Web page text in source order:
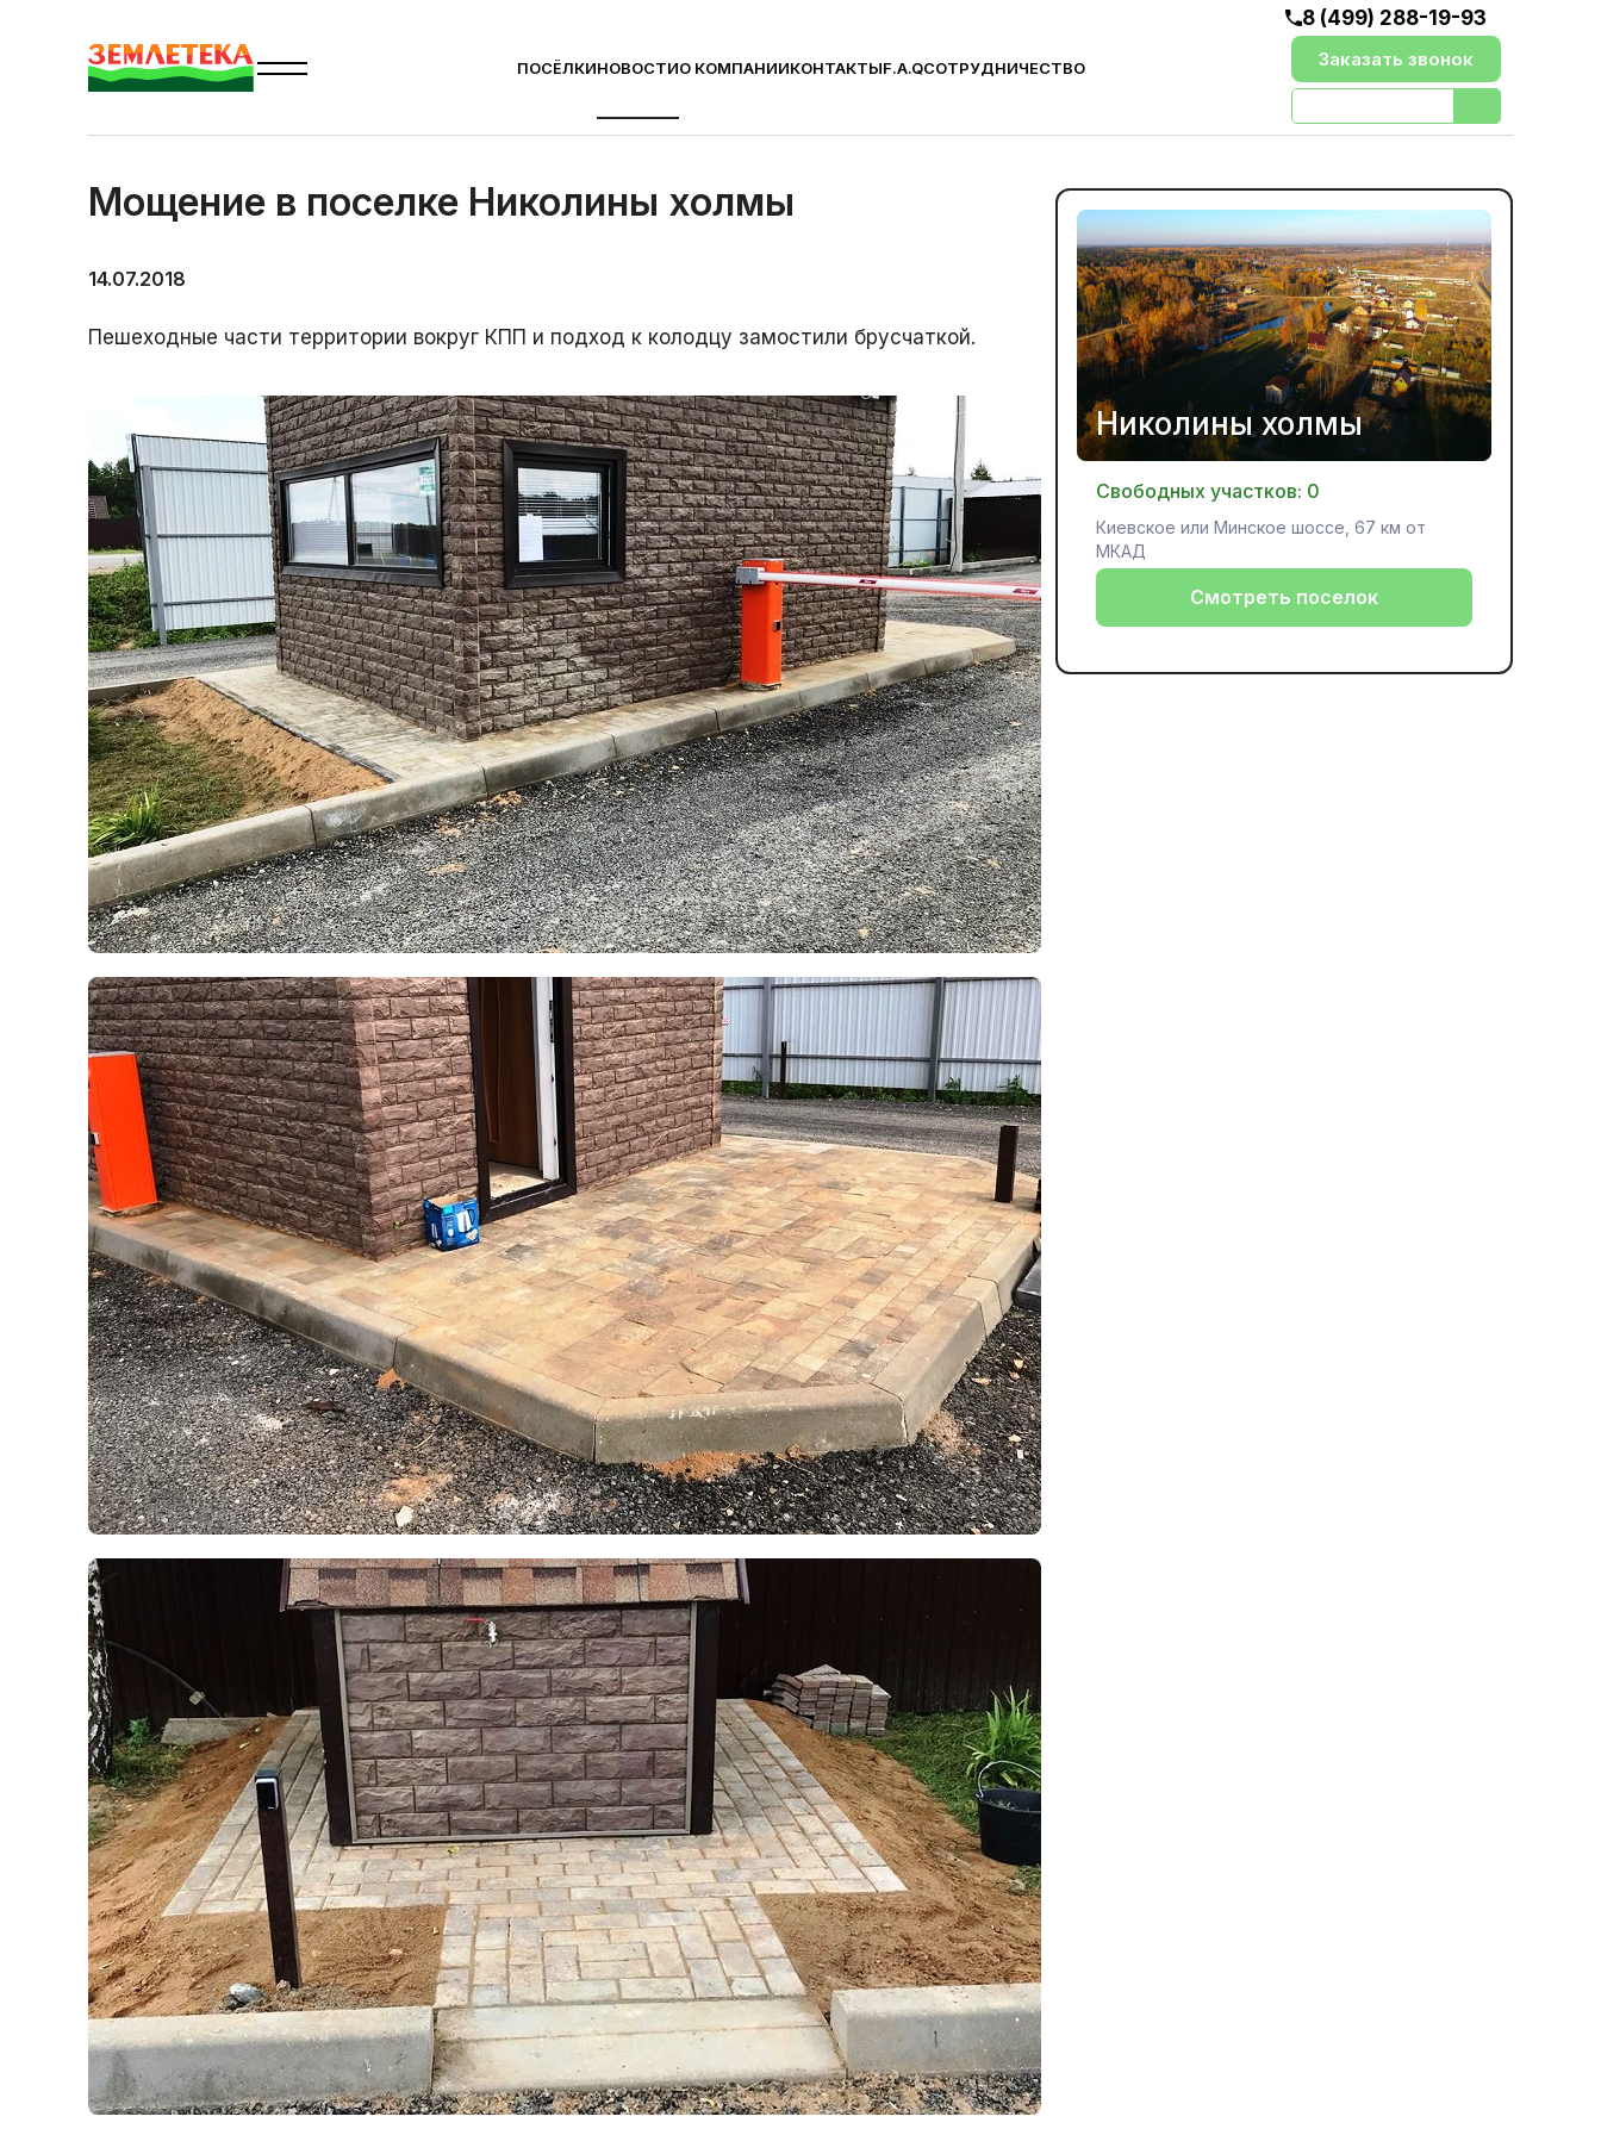
ПОСЁЛКИНОВОСТИО КОМПАНИИКОНТАКТЫF.A.QСОТРУДНИЧЕСТВО
8 (499) 288-19-93
Заказать звонок
Мощение в поселке Николины холмы
14.07.2018
Пешеходные части территории вокруг КПП и подход к колодцу замостили брусчаткой.
Николины холмы
Свободных участков: 0
Киевское или Минское шоссе, 67 км от
МКАД
Смотреть поселок